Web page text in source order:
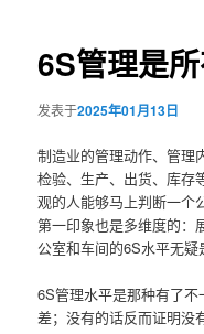
6S管理是
发表于2025年01月13日
制造业的管理动作、管理
检验、生产、出货、库存
观的人能够马上判断一个
第一印象也是多维度的：
公室和车间的6S水平无疑
6S管理水平是那种有了
差；没有的话反而证明没